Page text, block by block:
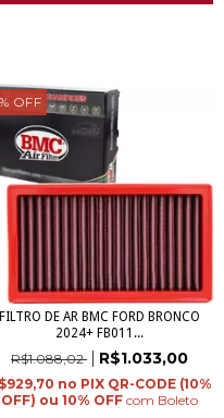
% OFF
FILTRO DE AR BMC FORD BRONCO
2024+ FB011...
R$1.088,02 R$1.033,00
com Boleto